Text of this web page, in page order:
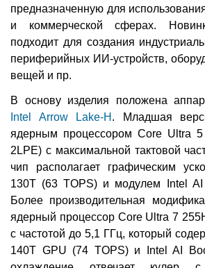
предназначенную для
и коммерческой сферах.
подходит для создания
периферийных ИИ-устройств,
вещей и пр.
В основу изделия положена
Intel Arrow Lake-H . Младшая
ядерным процессором Core Ultra
2LPE) с максимальной тактовой
чип располагает графическим
130T (63 TOPS) и модулем Intel
Более производительная
ядерный процессор Core Ultra 7
с частотой до 5,1 ГГц, который
140T GPU (74 TOPS) и Intel AI